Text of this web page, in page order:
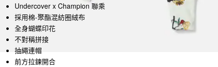
Undercover x Champion 聯乘
採用棉-聚酯混紡圈絨布
全身蝴蝶印花
不對稱拼接
抽繩連帽
前方拉鍊開合